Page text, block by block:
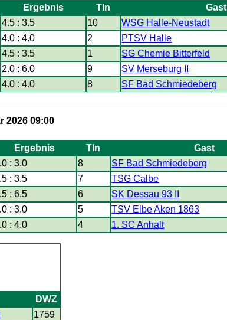
Ergebnis Tln Gast
4.5 : 3.5 10 WSG Halle-Neustadt
4.0 : 4.0 2 PTSV Halle
4.5 : 3.5 1 SG Chemie Bitterfeld
2.0 : 6.0 9 SV Merseburg II
4.0 : 4.0 8 SF Bad Schmiedeberg
2026 09:00
Ergebnis Tln Gast
: 3.0 8 SF Bad Schmiedeberg
: 3.5 7 TSG Calbe
: 6.5 6 SK Dessau 93 II
: 3.0 5 TSV Elbe Aken 1863
: 4.0 4 1. SC Anhalt
DWZ
1759